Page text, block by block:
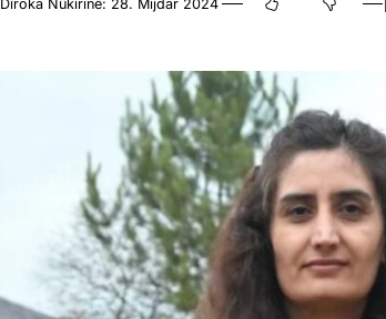
Dîroka Nûkirinê: 28. Mijdar 2024